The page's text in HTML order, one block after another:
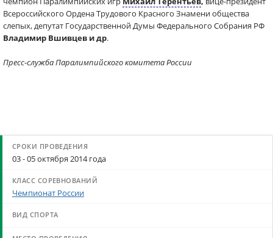
Всероссийского Ордена Трудового Красного Знамени общества
слепых, депутат Государственной Думы Федерального Собрания РФ
Владимир Вшивцев и др.
Пресс-служба Паралимпийского комитета России
03 - 05 октября 2014 года
Чемпионат России